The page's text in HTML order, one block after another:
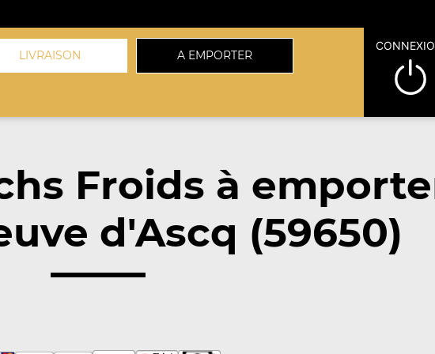
LIVRAISON A EMPORTER
Froids à
d'Ascq (59650)